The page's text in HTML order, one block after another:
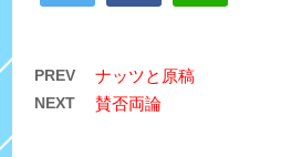
PREV ナッツと原稿
NEXT 賛否両論